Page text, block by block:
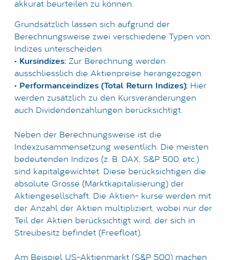
akkurat beurteilen zu können.
Grundsätzlich lassen sich aufgrund der
Berechnungsweise zwei verschiedene Typen von
Indizes unterscheiden:
• Kursindizes:Zur Berechnung werden
ausschliesslich die Aktienpreise herangezogen.
• Performanceindizes (Total Return Indizes):Hier
werden zusätzlich zu den Kursveränderungen
auch Dividendenzahlungen berücksichtigt.
Neben der Berechnungsweise ist die
Indexzusammensetzung wesentlich. Die meisten
bedeutenden Indizes (z. B. DAX, S&P 500, etc.)
sind kapitalgewichtet. Diese berücksichtigen die
absolute Grösse (Marktkapitalisierung) der
Aktiengesellschaft. Die Aktien- kurse werden mit
der Anzahl der Aktien multipliziert, wobei nur der
Teil der Aktien berücksichtigt wird, der sich in
Streubesitz befindet (Freefloat).
Am Beispiel US-Aktienmarkt (S&P 500) machen